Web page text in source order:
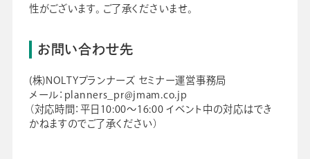
性がございます。 ご了承くださいませ。
お問い合わせ先
(株)NOLTYプランナーズ セミナー運営事務局
メール：planners_pr@jmam.co.jp
（対応時間：平日10:00～16:00 イベント中の対応はでき
かねますのでご了承ください）